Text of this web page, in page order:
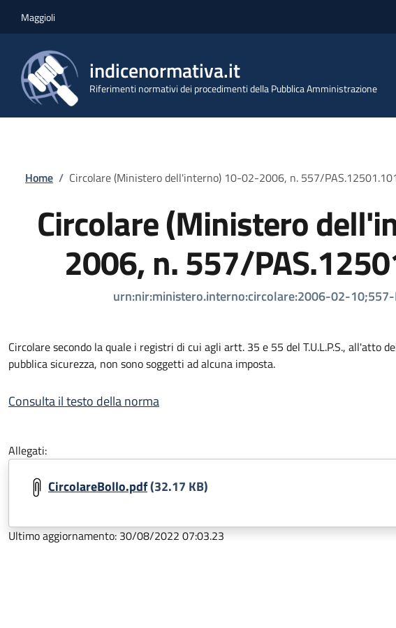
Maggioli
indicenormativa.it
Riferimenti normativi dei procedimenti della Pubblica Amministrazione
Briciole di pane
Home / Circolare (Ministero dell'interno) 10-02-2006, n. 557/
Circolare (Ministero
2006, n. 557/
urn:nir:ministero.interno:circolare:2006-02-10;557-
Circolare secondo la quale i registri di cui agli artt. 35 e 55 del T.U.L.P.S., all'atto
pubblica sicurezza, non sono soggetti ad alcuna imposta.
Consulta il testo della norma
Allegati:
CircolareBollo.pdf(32.17 KB)
Ultimo aggiornamento: 30/08/2022 07:03.23